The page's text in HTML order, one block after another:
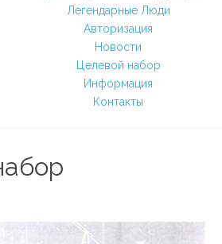
Легендарные Люди
Авторизация
Новости
Целевой набор
Информация
Контакты